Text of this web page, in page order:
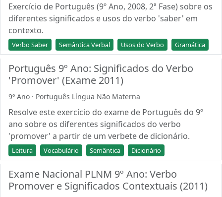
Exercício de Português (9º Ano, 2008, 2ª Fase) sobre os
diferentes significados e usos do verbo 'saber' em
contexto.
Verbo Saber Semântica Verbal Usos do Verbo Gramática
Português 9º Ano: Significados do Verbo
'Promover' (Exame 2011)
9º Ano · Português Língua Não Materna
Resolve este exercício do exame de Português do 9º
ano sobre os diferentes significados do verbo
'promover' a partir de um verbete de dicionário.
Leitura Vocabulário Semântica Dicionário
Exame Nacional PLNM 9º Ano: Verbo
Promover e Significados Contextuais (2011)